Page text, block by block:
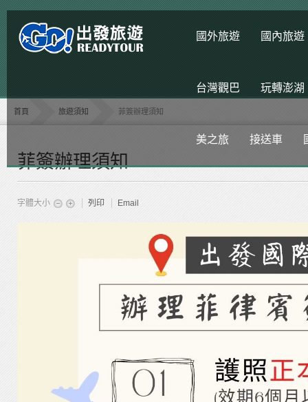
國外旅遊 國內旅遊
台灣觀巴 玩轉澎湖
美之旅 接送車
首頁 旅遊須知 菲簽辦理須知
菲簽辦理須知
字體大小 列印 Email